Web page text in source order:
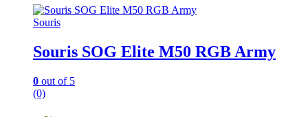
Souris
Souris SOG Elite M50 RGB Army
0 out of 5
(0)